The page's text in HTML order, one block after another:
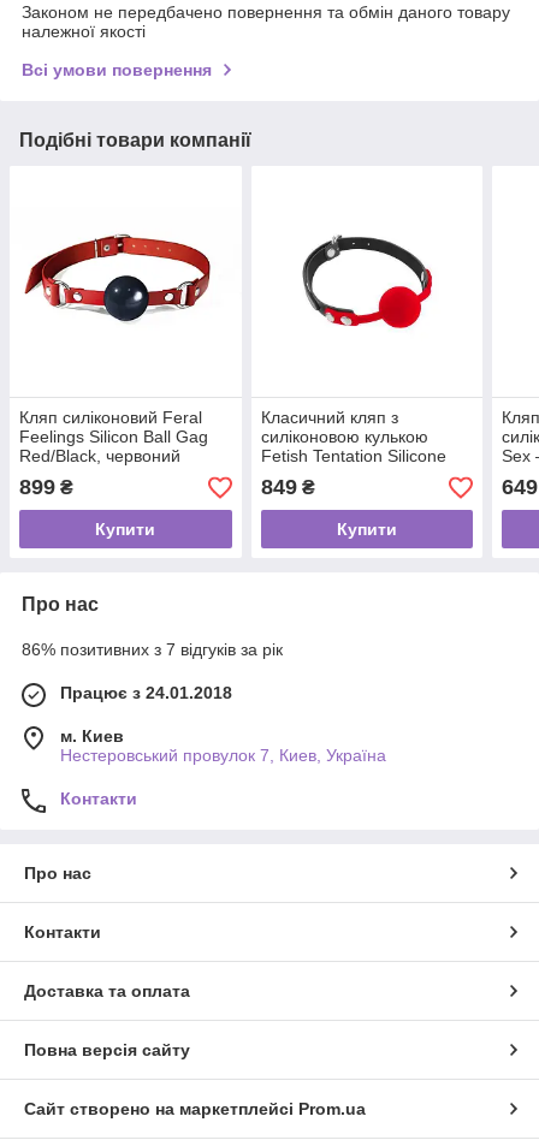
Законом не передбачено повернення та обмін даного товару
належної якості
Всі умови повернення
Подібні товари компанії
Кляп силіконовий Feral
Feelings Silicon Ball Gag
Red/Black, червоний
ремінець, чорна кулька
899 ₴
Купити
Класичний кляп з
силіконовою кулькою
Fetish Tentation Silicone
Gag Ball
849₴
Купити
Sex
649
Про нас
86% позитивних з 7 відгуків за рік
Працює з 24.01.2018
м. Киев
Нестеровський провулок 7, Киев, Україна
Контакти
Про нас
Контакти
Доставка та оплата
Повна версія сайту
Сайт створено на маркетплейсі Prom.ua